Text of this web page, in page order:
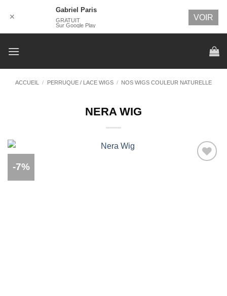
ACCUEIL / PERRUQUE / LACE WIGS / NOS WIGS COULEUR NATURELLE
NERA WIG
-7%
✕
Gabriel Paris
GRATUIT
Sur Google Play
VOIR